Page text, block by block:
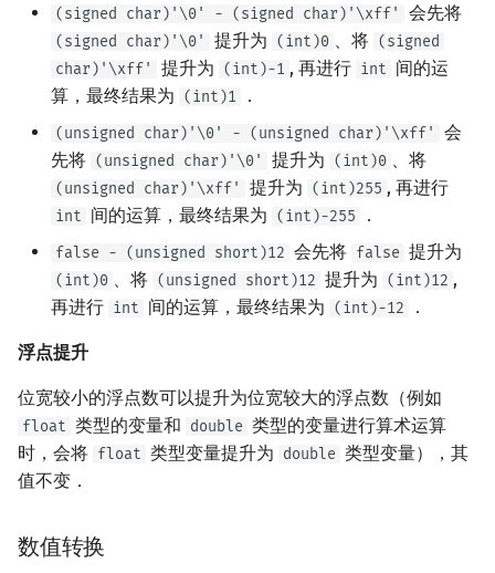
(signed char)'\0' - (signed char)'\xff' 会先将
(signed char)'\0' 提升为 (int)0 、将 (signed
char)'\xff'
提升为 (int)-1 , 再进行 int 间的运
算，最终结果为 (int)1 ．
(unsigned char)'\0' - (unsigned char)'\xff'
会
先将 (unsigned char)'\0' 提升为 (int)0 、将
(unsigned char)'\xff' 提升为 (int)255 , 再进行
int 间的运算，最终结果为 (int)-255 ．
false - (unsigned short)12 会先将 false 提升为
(int)0 、将 (unsigned short)12 提升为 (int)12 ,
再进行 int 间的运算，最终结果为 (int)-12 ．
浮点提升
位宽较小的浮点数可以提升为位宽较大的浮点数（例如
float 类型的变量和 double 类型的变量进行算术运算
时，会将 float 类型变量提升为 double 类型变量），其
值不变．
数值转换